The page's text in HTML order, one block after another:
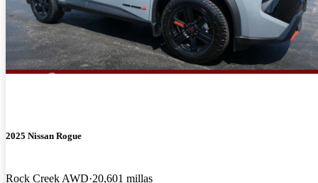
2025 Nissan Rogue
Rock Creek AWD 20,601 millas